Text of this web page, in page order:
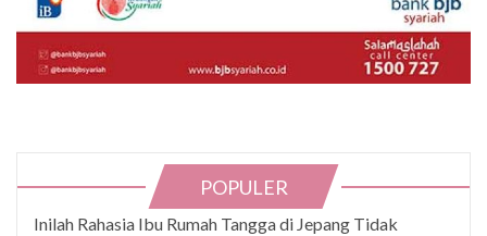
POPULER
Inilah Rahasia Ibu Rumah Tangga di Jepang Tidak